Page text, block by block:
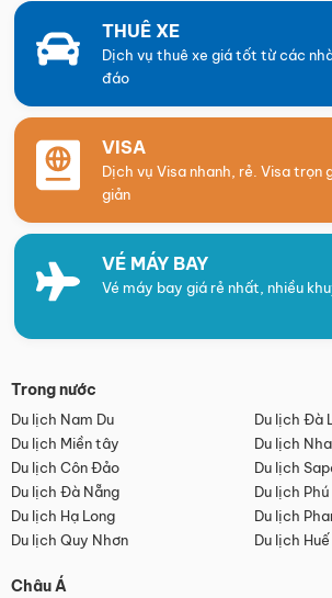
THUÊ XE
Dịch vụ thuê xe giá tốt từ các
đáo
VISA
Dịch vụ Visa nhanh, rẻ. Visa trọn
giản
VÉ MÁY BAY
Vé máy bay giá rẻ nhất, nhiều
Trong nước
Du lịch Nam Du
Du lịch Đà
Du lịch Miền tây
Du lịch
Du lịch Côn Đảo
Du lịch
Du lịch Đà Nẵng
Du lịch
Du lịch Hạ Long
Du lịch
Du lịch Quy Nhơn
Du lịch Huế
Châu Á